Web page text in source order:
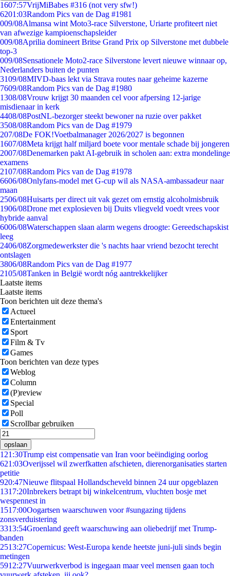
1607:57VrijMiBabes #316 (not very sfw!)
6201:03Random Pics van de Dag #1981
009/08Almansa wint Moto3-race Silverstone, Uriarte profiteert niet
van afwezige kampioenschapsleider
009/08Aprilia domineert Britse Grand Prix op Silverstone met dubbele
top-3
009/08Sensationele Moto2-race Silverstone levert nieuwe winnaar op,
Nederlanders buiten de punten
3109/08MIVD-baas lekt via Strava routes naar geheime kazerne
7609/08Random Pics van de Dag #1980
1308/08Vrouw krijgt 30 maanden cel voor afpersing 12-jarige
misdienaar in kerk
4408/08PostNL-bezorger steekt bewoner na ruzie over pakket
3508/08Random Pics van de Dag #1979
207/08De FOK!Voetbalmanager 2026/2027 is begonnen
1607/08Meta krijgt half miljard boete voor mentale schade bij jongeren
2007/08Denemarken pakt AI-gebruik in scholen aan: extra mondelinge
examens
2107/08Random Pics van de Dag #1978
6606/08Onlyfans-model met G-cup wil als NASA-ambassadeur naar
maan
2506/08Huisarts per direct uit vak gezet om ernstig alcoholmisbruik
1906/08Drone met explosieven bij Duits vliegveld voedt vrees voor
hybride aanval
6006/08Waterschappen slaan alarm wegens droogte: Gereedschapskist
leeg
2406/08Zorgmedewerkster die 's nachts haar vriend bezocht terecht
ontslagen
3806/08Random Pics van de Dag #1977
2105/08Tanken in België wordt nóg aantrekkelijker
Laatste items
Laatste items
Toon berichten uit deze thema's
Actueel
Entertainment
Sport
Film & Tv
Games
Toon berichten van deze types
Weblog
Column
(P)review
Special
Poll
Scrollbar gebruiken
opslaan
1 21:30Trump eist compensatie van Iran voor beëindiging oorlog
621:03Overijssel wil zwerfkatten afschieten, dierenorganisaties starten
petitie
920:47Nieuwe flitspaal Hollandscheveld binnen 24 uur opgeblazen
1317:20Inbrekers betrapt bij winkelcentrum, vluchten bosje met
wespennest in
1517:00Oogartsen waarschuwen voor #sungazing tijdens
zonsverduistering
3313:54Groenland geeft waarschuwing aan oliebedrijf met Trump-
banden
2513:27Copernicus: West-Europa kende heetste juni-juli sinds begin
metingen
5912:27Vuurwerkverbod is ingegaan maar veel mensen gaan toch